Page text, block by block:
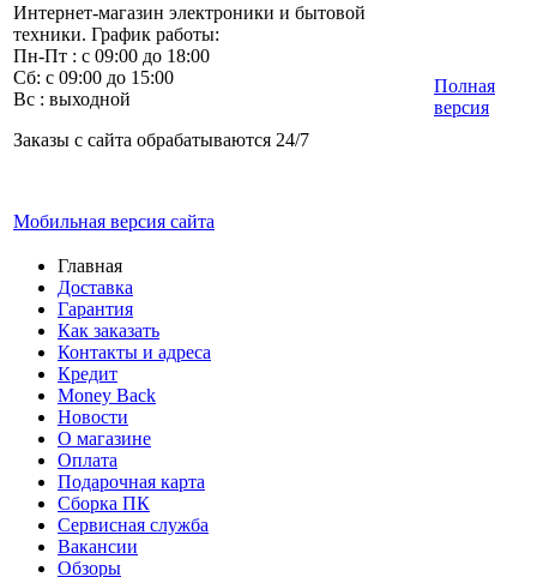
Интернет-магазин электроники и бытовой
техники. График работы:
Пн-Пт : с 09:00 до 18:00
Сб: с 09:00 до 15:00
Вс : выходной
Заказы с сайта обрабатываются 24/7
Мобильная версия сайта
Полная
версия
Главная
Доставка
Гарантия
Как заказать
Контакты и адреса
Кредит
Money Back
Новости
О магазине
Оплата
Подарочная карта
Сборка ПК
Сервисная служба
Вакансии
Обзоры